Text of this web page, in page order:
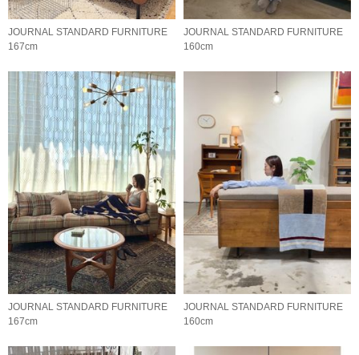
JOURNAL STANDARD FURNITURE
167cm
JOURNAL STANDARD FURNITURE
160cm
JOURNAL STANDARD FURNITURE
167cm
JOURNAL STANDARD FURNITURE
160cm